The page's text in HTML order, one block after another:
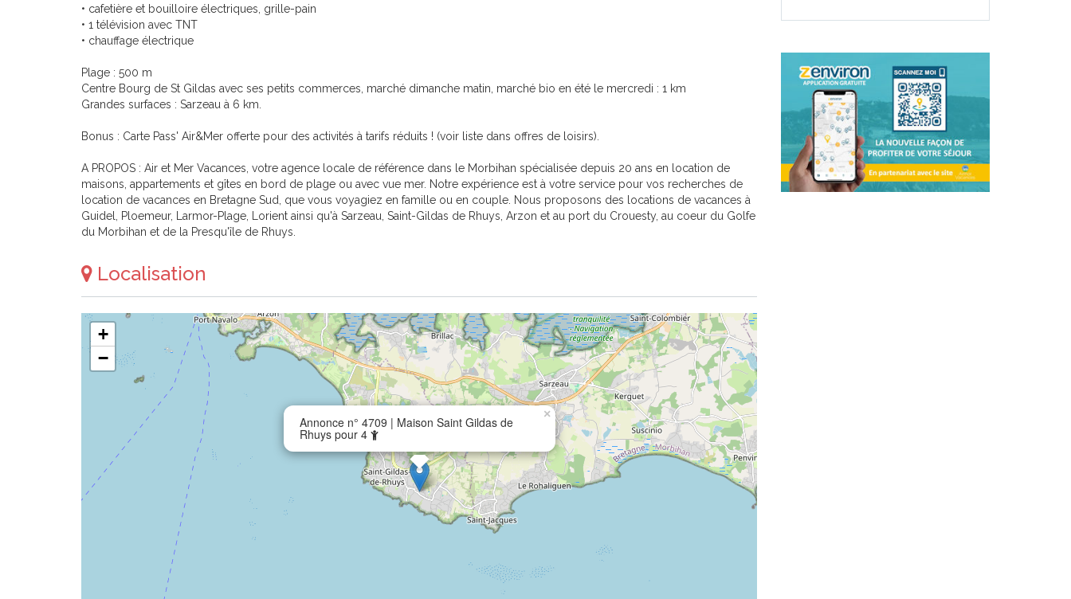
• cafetière et bouilloire électriques, grille-pain
• 1 télévision avec TNT
• chauffage électrique
Plage : 500 m
Centre Bourg de St Gildas avec ses petits commerces, marché dimanche matin, marché bio en été le mercredi : 1 km
Grandes surfaces : Sarzeau à 6 km.
Bonus : Carte Pass' Air&Mer offerte pour des activités à tarifs réduits ! (voir liste dans offres de loisirs).
A PROPOS : Air et Mer Vacances, votre agence locale de référence dans le Morbihan spécialisée depuis 20 ans en location de
maisons, appartements et gîtes en bord de plage ou avec vue mer. Notre expérience est à votre service pour vos recherches de
location de vacances en Bretagne Sud, que vous voyagiez en famille ou en couple. Nous proposons des locations de vacances à
Guidel, Ploemeur, Larmor-Plage, Lorient ainsi qu'à Sarzeau, Saint-Gildas de Rhuys, Arzon et au port du Crouesty, au coeur du Golfe
du Morbihan et de la Presqu'île de Rhuys.
Localisation
Annonce n° 4709 | Maison Saint Gildas de
Rhuys pour 4
×
+
−